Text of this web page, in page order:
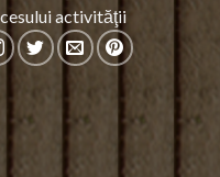
activităţii